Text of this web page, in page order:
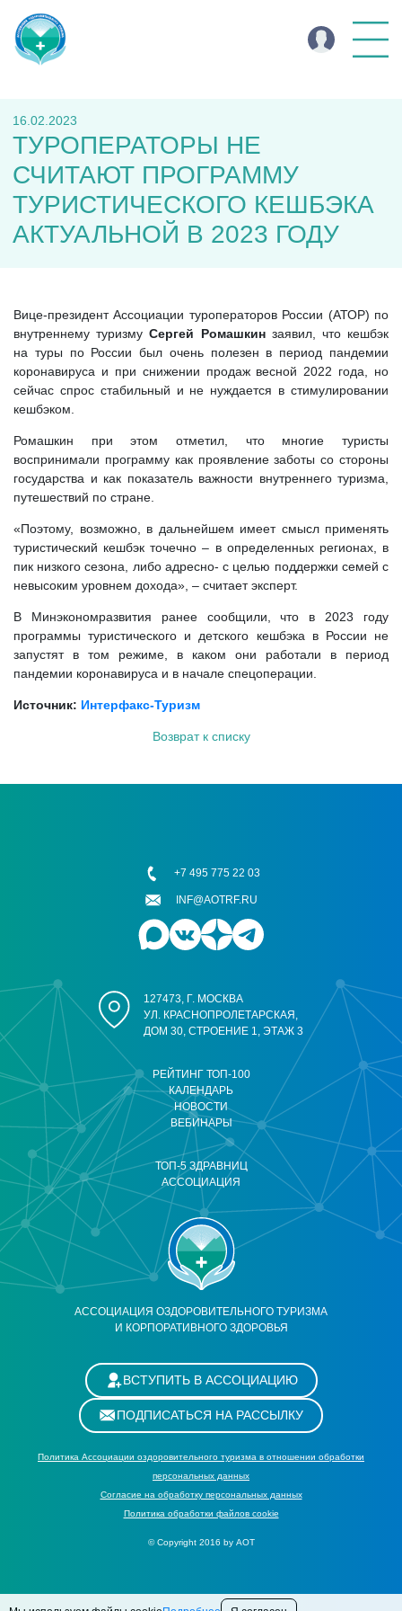
16.02.2023
ТУРОПЕРАТОРЫ НЕ
СЧИТАЮТ ПРОГРАММУ
ТУРИСТИЧЕСКОГО КЕШБЭКА
АКТУАЛЬНОЙ В 2023 ГОДУ
Вице-президент Ассоциации туроператоров России (АТОР) по
внутреннему туризму Сергей Ромашкинзаявил, что кешбэк
на туры по России был очень полезен в период пандемии
коронавируса и при снижении продаж весной 2022 года, но
сейчас спрос стабильный и не нуждается в стимулировании
кешбэком.
Ромашкин при этом отметил, что многие туристы
воспринимали программу как проявление заботы со стороны
государства и как показатель важности внутреннего туризма,
путешествий по стране.
«Поэтому, возможно, в дальнейшем имеет смысл применять
туристический кешбэк точечно – в определенных регионах, в
пик низкого сезона, либо адресно- с целью поддержки семей с
невысоким уровнем дохода», – считает эксперт.
В Минэкономразвития ранее сообщили, что в 2023 году
программы туристического и детского кешбэка в России не
запустят в том режиме, в каком они работали в период
пандемии коронавируса и в начале спецоперации.
Источник: Интерфакс-Туризм
Возврат к списку
АССОЦИАЦИЯ ОЗДОРОВИТЕЛЬНОГО ТУРИЗМА
И КОРПОРАТИВНОГО ЗДОРОВЬЯ
РЕЙТИНГ ТОП-100
КАЛЕНДАРЬ
НОВОСТИ
ВЕБИНАРЫ
ТОП-5 ЗДРАВНИЦ
АССОЦИАЦИЯ
127473, Г. МОСКВА
УЛ. КРАСНОПРОЛЕТАРСКАЯ,
ДОМ 30, СТРОЕНИЕ 1, ЭТАЖ 3
+7 495 775 22 03
INF@AOTRF.RU
ВСТУПИТЬ В АССОЦИАЦИЮ
ПОДПИСАТЬСЯ НА РАССЫЛКУ
Политика Ассоциации оздоровительного туризма в отношении обработки
персональных данных
Cогласие на обработку персональных данных
Политика обработки файлов cookie
© Copyright 2016 by АОТ